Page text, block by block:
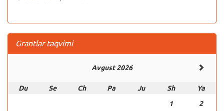
Grantlar taqvimi
Avgust 2026
Du Se Ch Pa Ju Sh
Ya
1
2